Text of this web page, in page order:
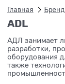
Главная
ADL
АДЛ занимает
разработки,
оборудования
также